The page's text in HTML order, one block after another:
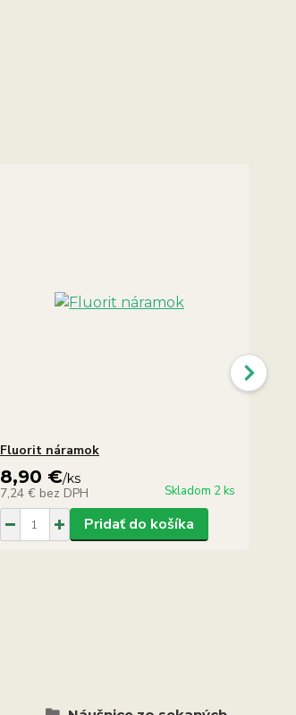
Fluorit náramok
8,90 €/ks
7,24 € bez DPH Skladom 2 ks
Pridať do košíka